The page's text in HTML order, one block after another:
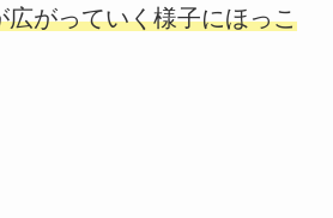
広がっていく様子にほっこ